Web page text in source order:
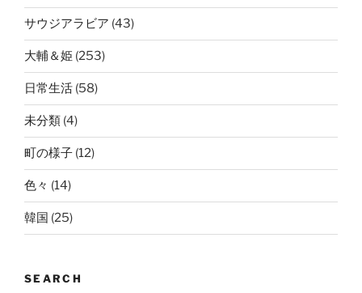
サウジアラビア (43)
大輔＆姫 (253)
日常生活 (58)
未分類 (4)
町の様子 (12)
色々 (14)
韓国 (25)
SEARCH